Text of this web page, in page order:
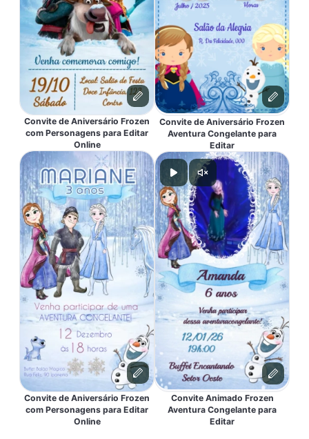
Convite de Aniversário Frozen
com Personagens para Editar
Online
Convite de Aniversário Frozen
com Personagens para Editar
Online
Convite de Aniversário Frozen
Aventura Congelante para
Editar
Convite Animado Frozen
Aventura Congelante para
Editar